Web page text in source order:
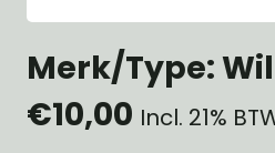
Merk/Type:
€10,00 Incl. 21%